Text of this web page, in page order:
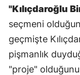
"Kılıçdaroğlu
seçmeni
geçmişte
pişmanlık
"proje"